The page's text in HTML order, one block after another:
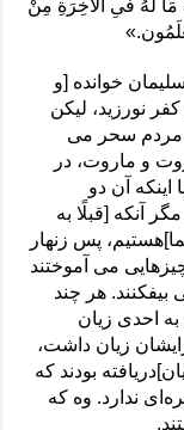
مَا لَهُ فیِ الاَْخِرَةِ مِنْ
خوانده [و
نورزید، لیکن
مردم سحر می‏
و ماروت، در
اینکه آن دو
آنکه [قبلًا به
پس زنهار
می‏ آموختند
هر چند
احدی زیان
زیان داشت،
بودند که
ندارد. وه که